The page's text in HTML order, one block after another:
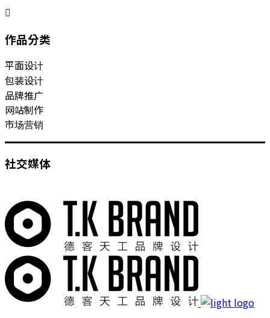
作品分类
平面设计
包装设计
品牌推广
网站制作
市场营销
社交媒体